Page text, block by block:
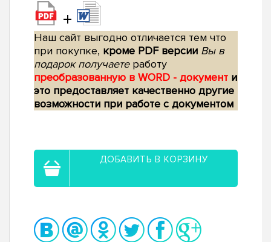
+
Наш сайт выгодно отличается тем что
при покупке, кроме PDF версии Вы в
подарок получаетеработу
преобразованную в WORD - документ и
это предоставляет качественно другие
возможности при работе с документом
ДОБАВИТЬ В КОРЗИНУ